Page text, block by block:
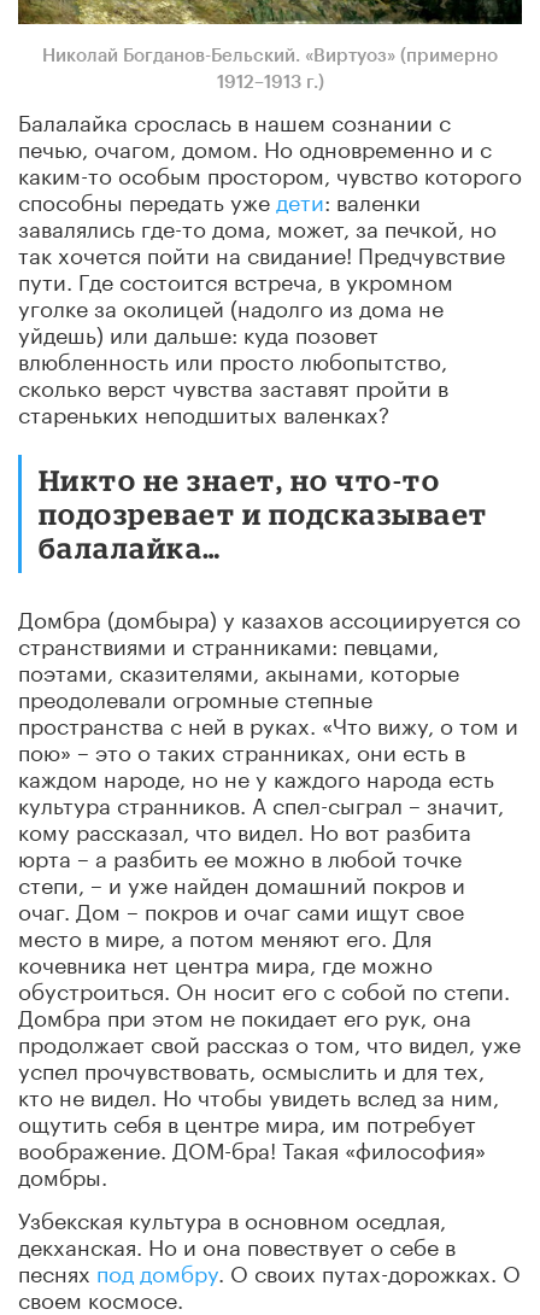
Николай Богданов-Бельский. «Виртуоз» (примерно
1912–1913 г.)
Балалайка срослась в нашем сознании с
печью, очагом, домом. Но одновременно и с
каким-то особым простором, чувство которого
способны передать уже дети: валенки
завалялись где-то дома, может, за печкой, но
так хочется пойти на свидание! Предчувствие
пути. Где состоится встреча, в укромном
уголке за околицей (надолго из дома не
уйдешь) или дальше: куда позовет
влюбленность или просто любопытство,
сколько верст чувства заставят пройти в
стареньких неподшитых валенках?
Никто не знает, но что-то
подозревает и подсказывает
балалайка…
Домбра (домбыра) у казахов ассоциируется со
странствиями и странниками: певцами,
поэтами, сказителями, акынами, которые
преодолевали огромные степные
пространства с ней в руках. «Что вижу, о том и
пою» – это о таких странниках, они есть в
каждом народе, но не у каждого народа есть
культура странников. А спел-сыграл – значит,
кому рассказал, что видел. Но вот разбита
юрта – а разбить ее можно в любой точке
степи, – и уже найден домашний покров и
очаг. Дом – покров и очаг сами ищут свое
место в мире, а потом меняют его. Для
кочевника нет центра мира, где можно
обустроиться. Он носит его с собой по степи.
Домбра при этом не покидает его рук, она
продолжает свой рассказ о том, что видел, уже
успел прочувствовать, осмыслить и для тех,
кто не видел. Но чтобы увидеть вслед за ним,
ощутить себя в центре мира, им потребует
воображение. ДОМ-бра! Такая «философия»
домбры.
Узбекская культура в основном оседлая,
декханская. Но и она повествует о себе в
песнях под домбру . О своих путах-дорожках. О
своем космосе.